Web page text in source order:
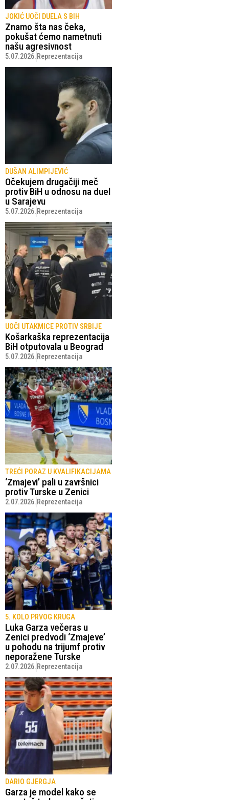
JOKIĆ UOČI DUELA S BIH
Znamo šta nas čeka,
pokušat ćemo nametnuti
našu agresivnost
5.07.2026. Reprezentacija
DUŠAN ALIMPIJEVIĆ
Očekujem drugačiji meč
protiv BiH u odnosu na duel
u Sarajevu
5.07.2026. Reprezentacija
UOČI UTAKMICE PROTIV SRBIJE
Košarkaška reprezentacija
BiH otputovala u Beograd
5.07.2026. Reprezentacija
TREĆI PORAZ U KVALIFIKACIJAMA
‘Zmajevi’ pali u završnici
protiv Turske u Zenici
2.07.2026. Reprezentacija
5. KOLO PRVOG KRUGA
Luka Garza večeras u
Zenici predvodi ‘Zmajeve’
u pohodu na trijumf protiv
neporažene Turske
2.07.2026. Reprezentacija
DARIO GJERGJA
Garza je model kako se